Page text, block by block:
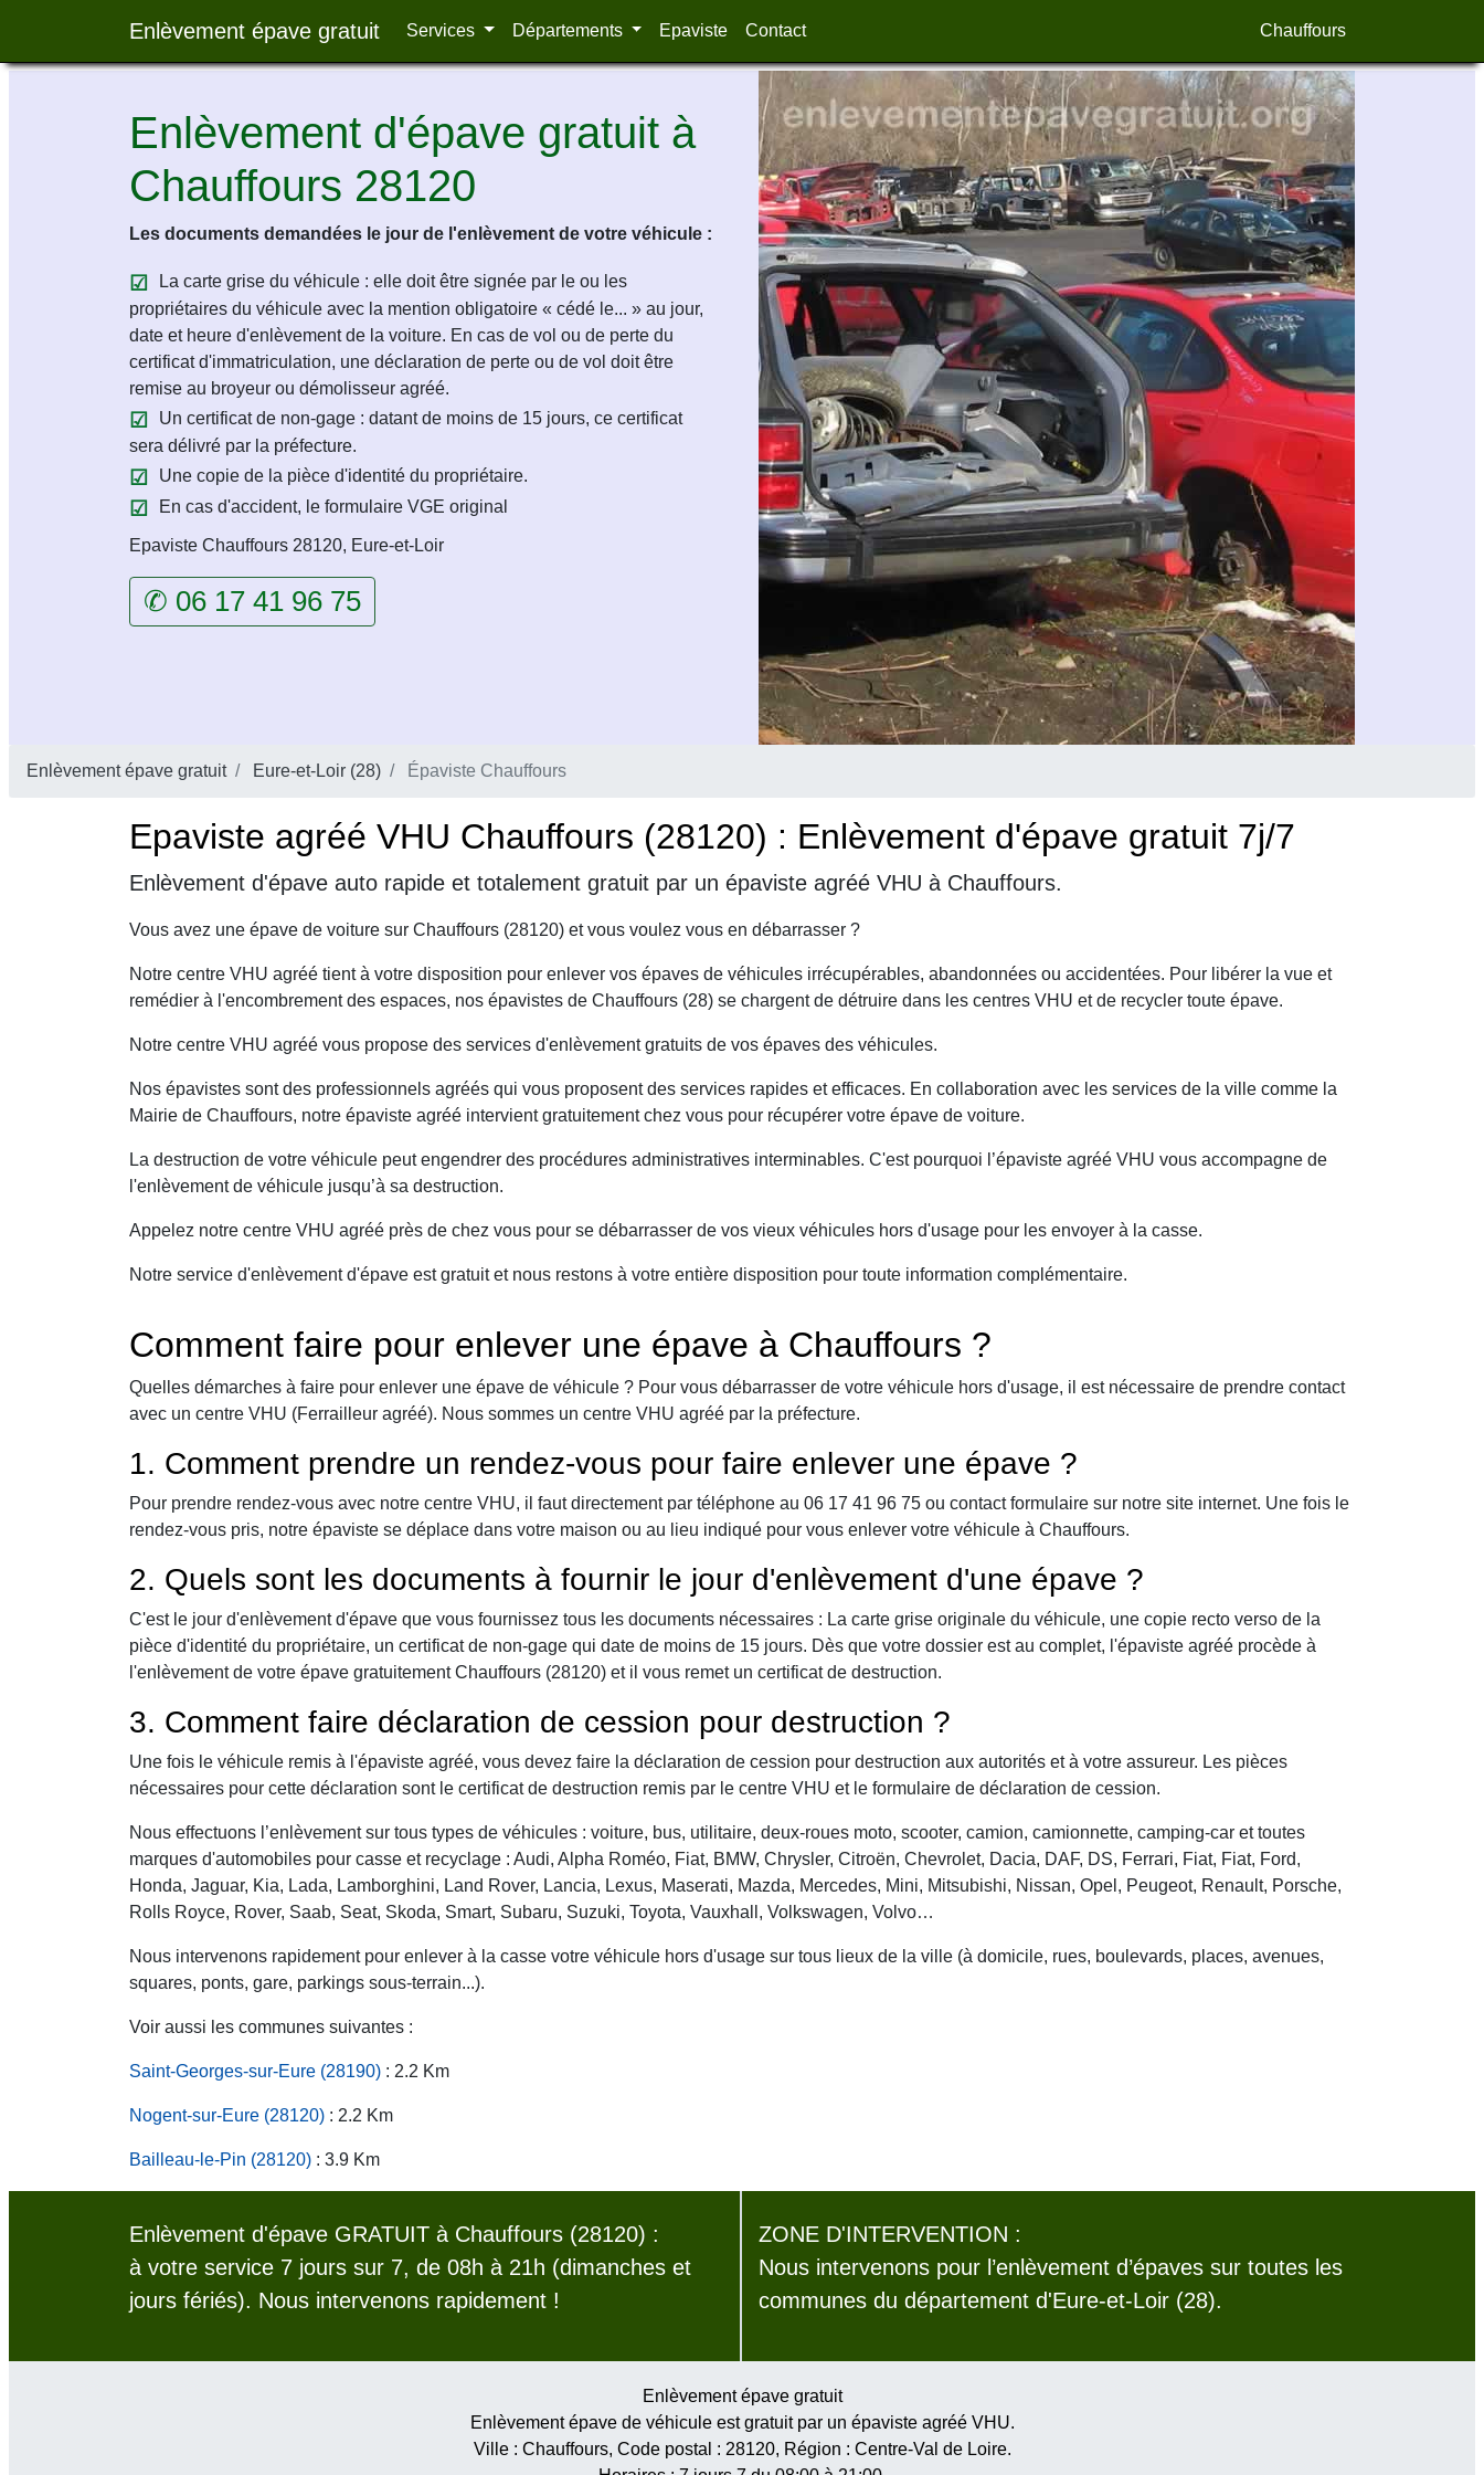
Enlèvement épave gratuit Services Départements Epaviste Contact Chauffours
Enlèvement d'épave gratuit à
Chauffours 28120
Les documents demandées le jour de l'enlèvement de votre véhicule :
La carte grise du véhicule : elle doit être signée par le ou les
propriétaires du véhicule avec la mention obligatoire « cédé le... » au jour,
date et heure d'enlèvement de la voiture. En cas de vol ou de perte du
certificat d'immatriculation, une déclaration de perte ou de vol doit être
remise au broyeur ou démolisseur agréé.
Un certificat de non-gage : datant de moins de 15 jours, ce certificat
sera délivré par la préfecture.
Une copie de la pièce d'identité du propriétaire.
En cas d'accident, le formulaire VGE original
Epaviste Chauffours 28120, Eure-et-Loir
✆ 06 17 41 96 75
Enlèvement épave gratuit Eure-et-Loir (28) Épaviste Chauffours
Epaviste agréé VHU Chauffours (28120) : Enlèvement d'épave gratuit 7j/7
Enlèvement d'épave auto rapide et totalement gratuit par un épaviste agréé VHU à Chauffours.
Vous avez une épave de voiture sur Chauffours (28120) et vous voulez vous en débarrasser ?
Notre centre VHU agréé tient à votre disposition pour enlever vos épaves de véhicules irrécupérables, abandonnées ou accidentées. Pour libérer la vue et
remédier à l'encombrement des espaces, nos épavistes de Chauffours (28) se chargent de détruire dans les centres VHU et de recycler toute épave.
Notre centre VHU agréé vous propose des services d'enlèvement gratuits de vos épaves des véhicules.
Nos épavistes sont des professionnels agréés qui vous proposent des services rapides et efficaces. En collaboration avec les services de la ville comme la
Mairie de Chauffours, notre épaviste agréé intervient gratuitement chez vous pour récupérer votre épave de voiture.
La destruction de votre véhicule peut engendrer des procédures administratives interminables. C'est pourquoi l’épaviste agréé VHU vous accompagne de
l'enlèvement de véhicule jusqu’à sa destruction.
Appelez notre centre VHU agréé près de chez vous pour se débarrasser de vos vieux véhicules hors d'usage pour les envoyer à la casse.
Notre service d'enlèvement d'épave est gratuit et nous restons à votre entière disposition pour toute information complémentaire.
Comment faire pour enlever une épave à Chauffours ?
Quelles démarches à faire pour enlever une épave de véhicule ? Pour vous débarrasser de votre véhicule hors d'usage, il est nécessaire de prendre contact
avec un centre VHU (Ferrailleur agréé). Nous sommes un centre VHU agréé par la préfecture.
1. Comment prendre un rendez-vous pour faire enlever une épave ?
Pour prendre rendez-vous avec notre centre VHU, il faut directement par téléphone au 06 17 41 96 75 ou contact formulaire sur notre site internet. Une fois le
rendez-vous pris, notre épaviste se déplace dans votre maison ou au lieu indiqué pour vous enlever votre véhicule à Chauffours.
2. Quels sont les documents à fournir le jour d'enlèvement d'une épave ?
C'est le jour d'enlèvement d'épave que vous fournissez tous les documents nécessaires : La carte grise originale du véhicule, une copie recto verso de la
pièce d'identité du propriétaire, un certificat de non-gage qui date de moins de 15 jours. Dès que votre dossier est au complet, l'épaviste agréé procède à
l'enlèvement de votre épave gratuitement Chauffours (28120) et il vous remet un certificat de destruction.
3. Comment faire déclaration de cession pour destruction ?
Une fois le véhicule remis à l'épaviste agréé, vous devez faire la déclaration de cession pour destruction aux autorités et à votre assureur. Les pièces
nécessaires pour cette déclaration sont le certificat de destruction remis par le centre VHU et le formulaire de déclaration de cession.
Nous effectuons l’enlèvement sur tous types de véhicules : voiture, bus, utilitaire, deux-roues moto, scooter, camion, camionnette, camping-car et toutes
marques d'automobiles pour casse et recyclage : Audi, Alpha Roméo, Fiat, BMW, Chrysler, Citroën, Chevrolet, Dacia, DAF, DS, Ferrari, Fiat, Fiat, Ford,
Honda, Jaguar, Kia, Lada, Lamborghini, Land Rover, Lancia, Lexus, Maserati, Mazda, Mercedes, Mini, Mitsubishi, Nissan, Opel, Peugeot, Renault, Porsche,
Rolls Royce, Rover, Saab, Seat, Skoda, Smart, Subaru, Suzuki, Toyota, Vauxhall, Volkswagen, Volvo…
Nous intervenons rapidement pour enlever à la casse votre véhicule hors d'usage sur tous lieux de la ville (à domicile, rues, boulevards, places, avenues,
squares, ponts, gare, parkings sous-terrain...).
Voir aussi les communes suivantes :
Saint-Georges-sur-Eure (28190) : 2.2 Km
Nogent-sur-Eure (28120) : 2.2 Km
Bailleau-le-Pin (28120) : 3.9 Km
Enlèvement d'épave GRATUIT à Chauffours (28120) :
à votre service 7 jours sur 7, de 08h à 21h (dimanches et
jours fériés). Nous intervenons rapidement !
ZONE D'INTERVENTION :
Nous intervenons pour l’enlèvement d’épaves sur toutes les
communes du département d'Eure-et-Loir (28).
Enlèvement épave gratuit
Enlèvement épave de véhicule est gratuit par un épaviste agréé VHU.
Ville : Chauffours, Code postal : 28120, Région : Centre-Val de Loire.